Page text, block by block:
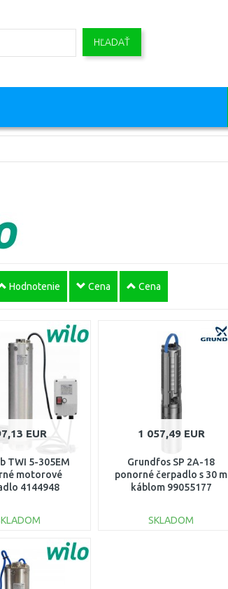
HĽADAŤ
Hodnotenie Cena Cena
EUR
TWI 5-305EM
motorové
4144948
DO KOŠÍKA
Porovnať
1 057,49 EUR
Grundfos SP 2A-18
ponorné čerpadlo s 30 m
káblom 99055177
SKLADOM